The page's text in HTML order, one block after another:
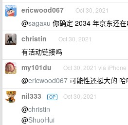
ericwood067 Oct 30, 2021
@sagaxu 你确定 2034 年京东还
christin Oct 30, 2021
有活动链接吗
my101du Oct 30, 2021 via iPhone
@ericwood067 可能性还挺大的
nil333 OP Oct 30, 2021
@christin
@ShuoHui